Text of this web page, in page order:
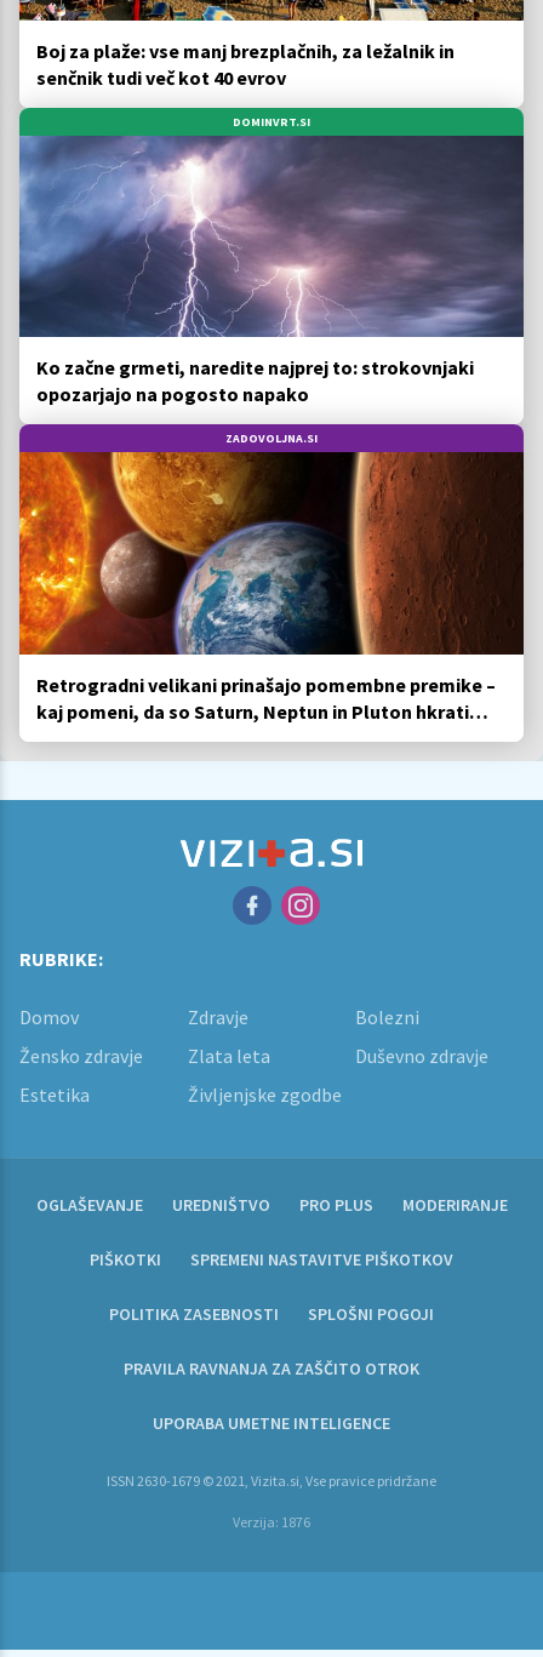
Boj za plaže: vse manj brezplačnih, za ležalnik in
senčnik tudi več kot 40 evrov
DOMINVRT.SI
Ko začne grmeti, naredite najprej to: strokovnjaki
opozarjajo na pogosto napako
ZADOVOLJNA.SI
Retrogradni velikani prinašajo pomembne premike –
kaj pomeni, da so Saturn, Neptun in Pluton hkrati
retrogradni?
RUBRIKE:
Domov Zdravje
Bolezni
Žensko zdravje
Zlata leta
Duševno zdravje
Estetika
Življenjske zgodbe
OGLAŠEVANJE UREDNIŠTVO PRO PLUS MODERIRANJE
PIŠKOTKI SPREMENI NASTAVITVE PIŠKOTKOV
POLITIKA ZASEBNOSTI SPLOŠNI POGOJI
PRAVILA RAVNANJA ZA ZAŠČITO OTROK
UPORABA UMETNE INTELIGENCE
ISSN 2630-1679 © 2021, Vizita.si, Vse pravice pridržane
Verzija: 1876